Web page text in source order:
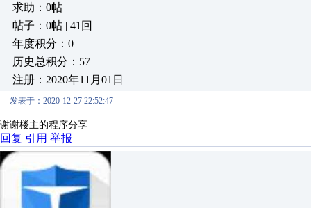
求助：0帖
帖子：0帖 | 41回
年度积分：0
历史总积分：57
注册：2020年11月01日
发表于：2020-12-27 22:52:47
谢谢楼主的程序分享
回复 引用 举报